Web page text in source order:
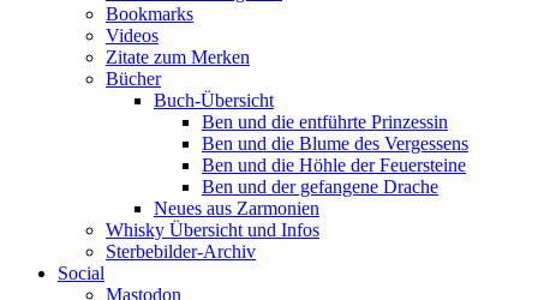
Bookmarks
Videos
Zitate zum Merken
Bücher
Buch-Übersicht
Ben und die entführte Prinzessin
Ben und die Blume des Vergessens
Ben und die Höhle der Feuersteine
Ben und der gefangene Drache
Neues aus Zarmonien
Whisky Übersicht und Infos
Sterbebilder-Archiv
Social
Mastodon